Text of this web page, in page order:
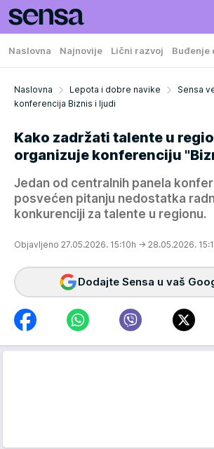
Naslovna Najnovije Lični razvoj Buđenje
Naslovna Lepota i dobre navike Sensa
konferencija Biznis i ljudi
Kako zadržati talente u
organizuje konferenciju
Jedan od centralnih panela
posvećen pitanju nedostatka
konkurenciji za talente u regionu.
Objavljeno 27.05.2026. 15:10h → 28.05.2026.
Dodajte Sensa u vaš